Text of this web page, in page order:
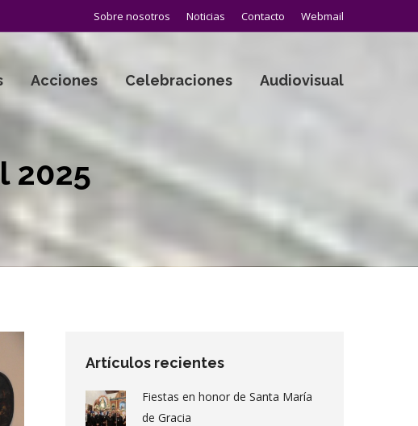
Sobre nosotros Noticias Contacto Webmail
Acciones Celebraciones Audiovisual
2025
Artículos recientes
Fiestas en honor de Santa María
de Gracia